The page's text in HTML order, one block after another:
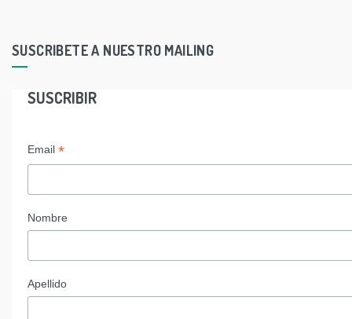
SUSCRIBETE A NUESTRO MAILING
SUSCRIBIR
Email *
Nombre
Apellido